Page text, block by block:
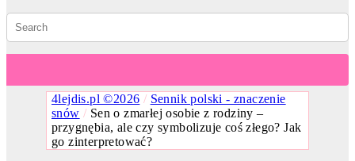
4lejdis.pl ©2026 / Sennik polski - znaczenie
snów / Sen o zmarłej osobie z rodziny –
przygnębia, ale czy symbolizuje coś złego? Jak
go zinterpretować?